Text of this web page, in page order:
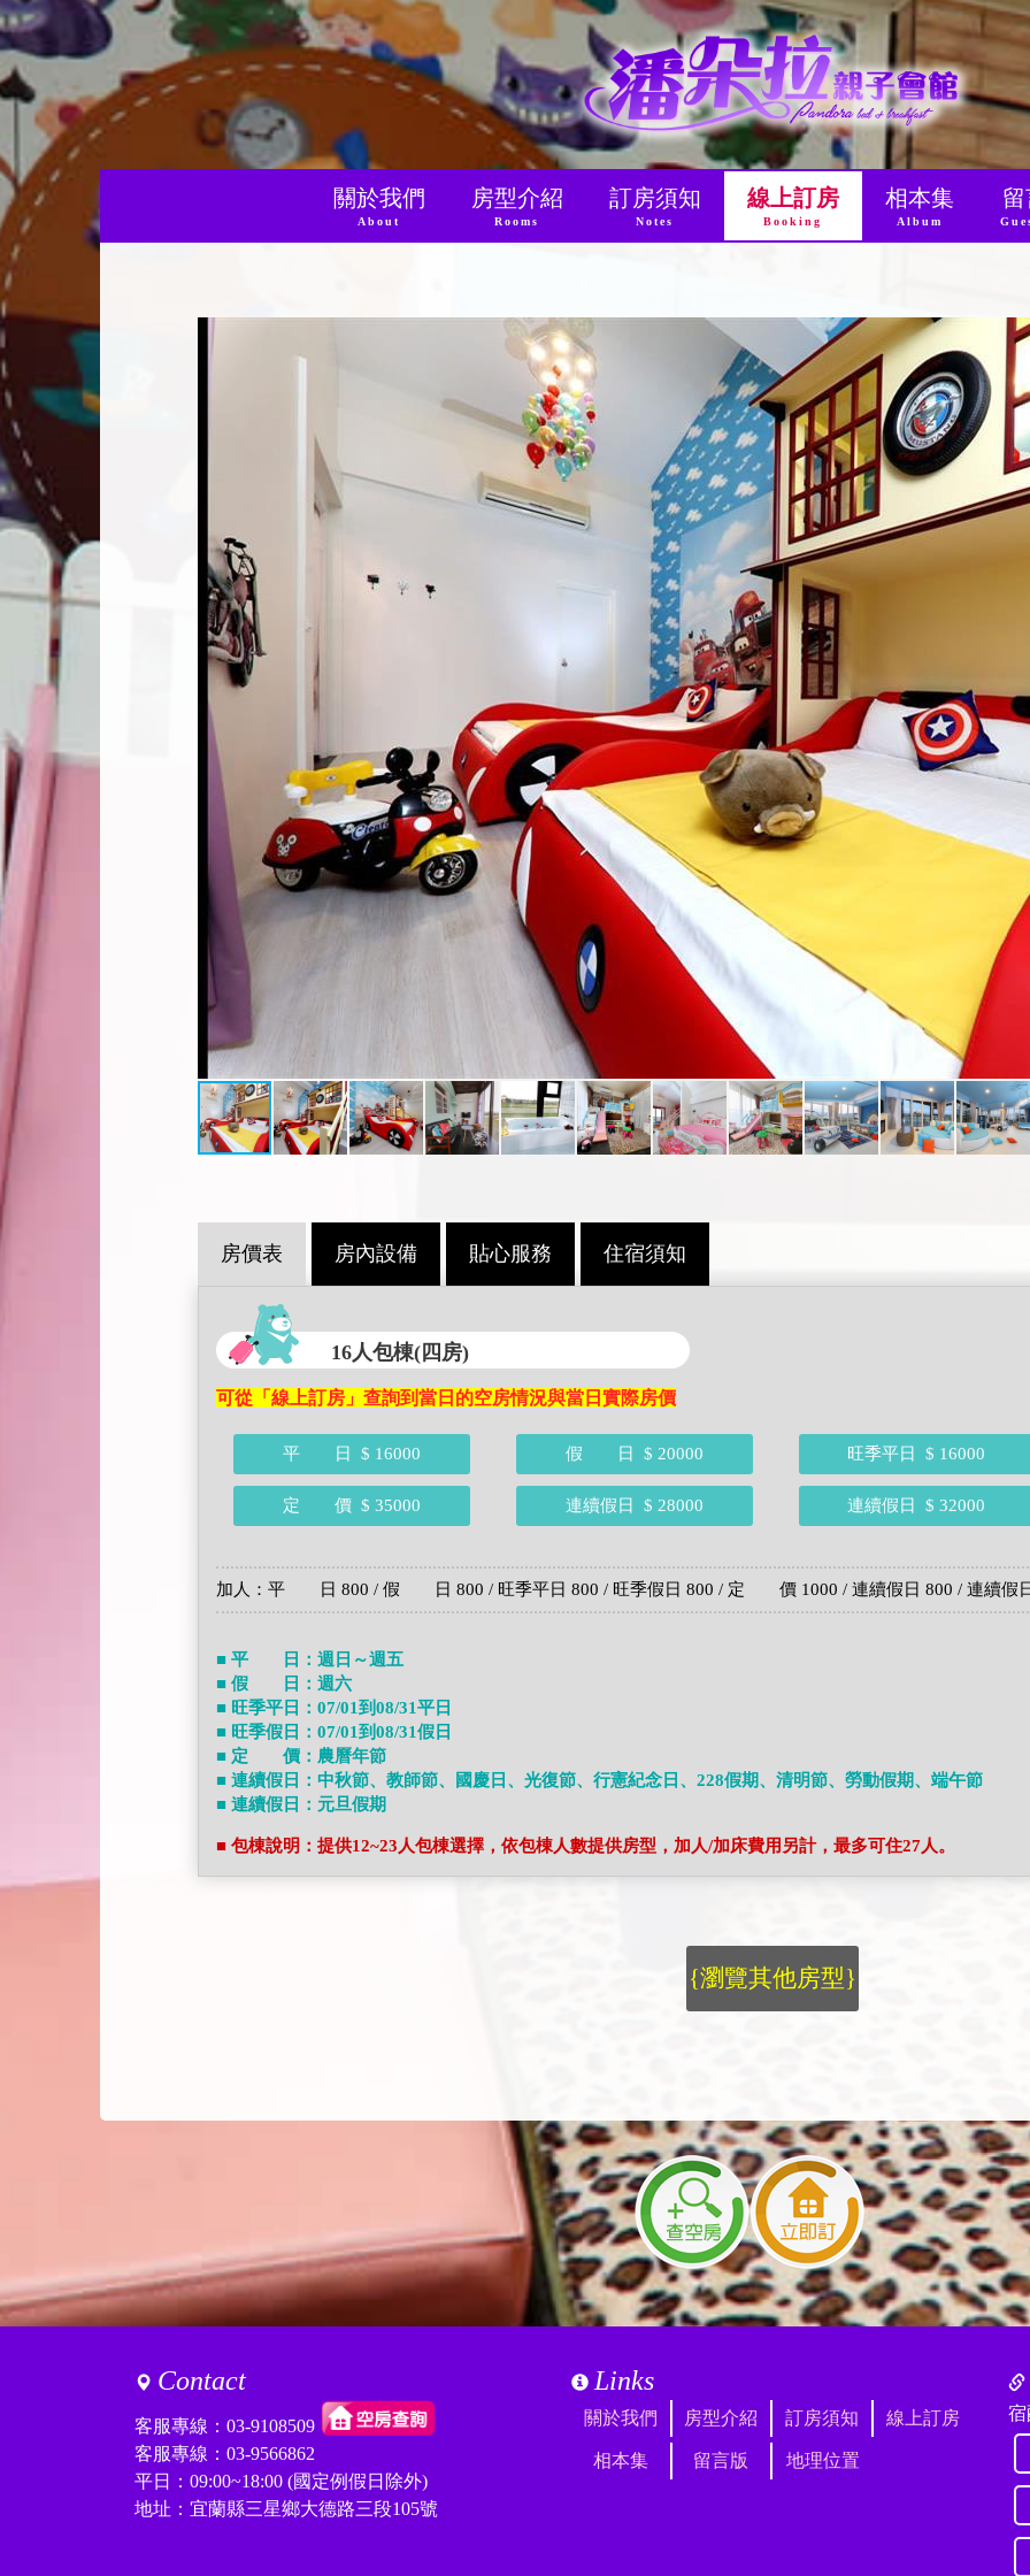
關於我們
About
房型介紹
Rooms
訂房須知
Notes
線上訂房
Booking
相本集
Album
房價表 房內設備 貼心服務 住宿須知
16人包棟(四房)
可從「線上訂房」查詢到當日的空房情況與當日實際房價
平 日 $ 16000 假 日 $ 20000 旺季平日 $ 16000
定 價 $ 35000 連續假日 $ 28000 連續假日 $ 32000
加人：平 日 800 / 假 日 800 / 旺季平日 800 / 旺季假日 800 / 定 價 1000 / 連續假日 800 / 連續假
■ 平 日：週日～週五
■ 假 日：週六
■ 旺季平日：07/01到08/31平日
■ 旺季假日：07/01到08/31假日
■ 定 價：農曆年節
■ 連續假日：中秋節、教師節、國慶日、光復節、行憲紀念日、228假期、清明節、勞動假期、端午節
■ 連續假日：元旦假期
■ 包棟說明：提供12~23人包棟選擇，依包棟人數提供房型，加人/加床費用另計，最多可住27人。
{瀏覽其他房型}
Contact
客服專線： 03-9108509
客服專線： 03-9566862
平日：09:00~18:00 (國定例假日除外)
地址：宜蘭縣三星鄉大德路三段105號
Links
關於我們 房型介紹 訂房須知 線上訂房
相本集 留言版 地理位置
宿